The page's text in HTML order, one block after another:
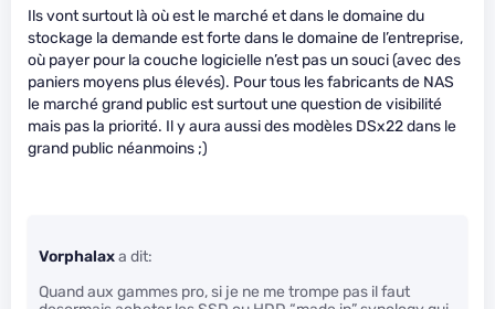
Ils vont surtout là où est le marché et dans le domaine du
stockage la demande est forte dans le domaine de l’entreprise,
où payer pour la couche logicielle n’est pas un souci (avec des
paniers moyens plus élevés). Pour tous les fabricants de NAS
le marché grand public est surtout une question de visibilité
mais pas la priorité. Il y aura aussi des modèles DSx22 dans le
grand public néanmoins ;)
Vorphalaxa dit:
Quand aux gammes pro, si je ne me trompe pas il faut